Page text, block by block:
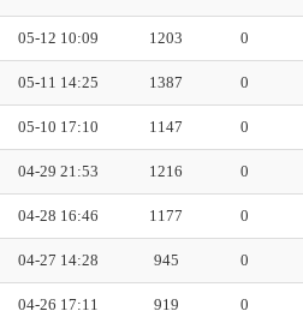
05-12 10:09 1203 0
05-11 14:25 1387 0
05-10 17:10 1147 0
04-29 21:53 1216 0
04-28 16:46 1177 0
04-27 14:28 945 0
04-26 17:11 919 0